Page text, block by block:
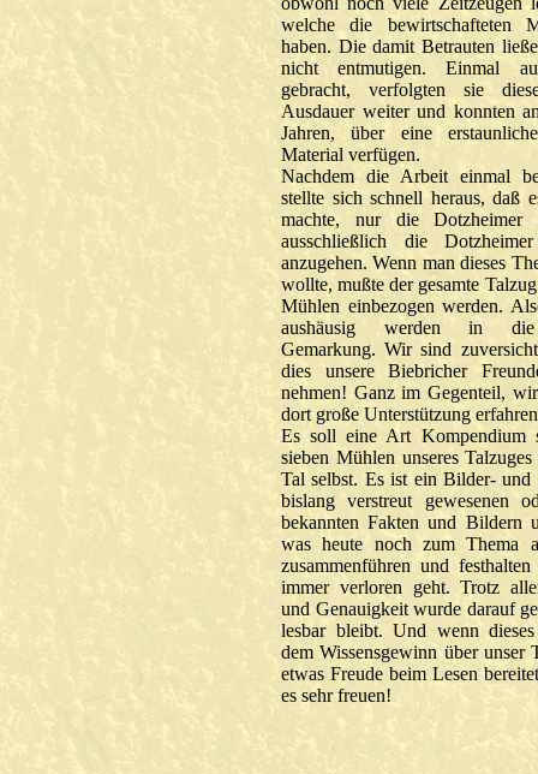
welche die bewirtschafteten
haben. Die damit Betrauten
nicht entmutigen. Einmal
gebracht, verfolgten sie
Ausdauer weiter und konnten
Jahren, über eine
Material verfügen.
Nachdem die Arbeit einmal
stellte sich schnell heraus, daß
machte, nur die Dotzheimer
ausschließlich die
anzugehen. Wenn man dieses
wollte, mußte der gesamte
Mühlen einbezogen werden.
aushäusig werden in die
Gemarkung. Wir sind
dies unsere Biebricher
nehmen! Ganz im Gegenteil,
dort große Unterstützung
Es soll eine Art Kompendium
sieben Mühlen unseres
Tal selbst. Es ist ein Bilder- und
bislang verstreut gewesenen
bekannten Fakten und Bildern
was heute noch zum Thema
zusammenführen und
immer verloren geht. Trotz
und Genauigkeit wurde darauf
lesbar bleibt. Und wenn
dem Wissensgewinn über unser
etwas Freude beim Lesen
es sehr freuen!